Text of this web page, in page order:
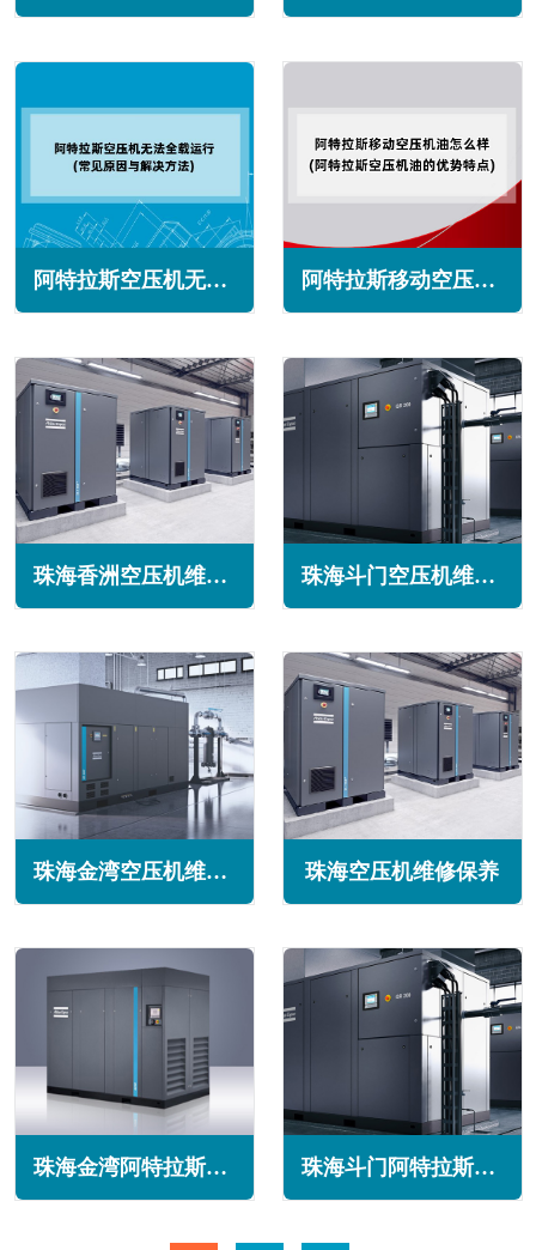
阿特拉斯空压机无法全载运行怎么办(常见原因与解决方法) 阿特拉斯移动空压机油怎么样(阿特拉斯空压机油的优势特点)
珠海香洲空压机维修保养 珠海斗门空压机维修保养
珠海金湾空压机维修保养 珠海空压机维修保养
珠海金湾阿特拉斯空压机维修保养售后服务电话 珠海斗门阿特拉斯空压机维修保养售后服务电话